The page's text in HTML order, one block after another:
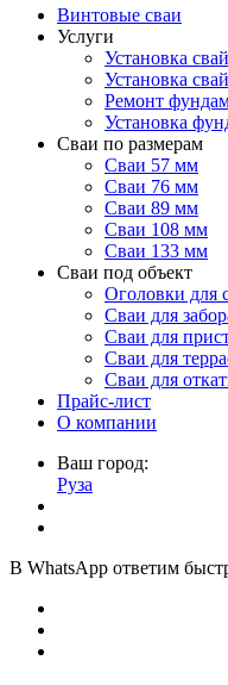
Винтовые сваи
Услуги
Установка
Установка свай
Ремонт
Установка
Сваи по размерам
Сваи 57 мм
Сваи 76 мм
Сваи 89 мм
Сваи 108 мм
Сваи 133 мм
Сваи под объект
Оголовки для
Сваи для
Сваи для
Сваи для
Сваи для
Прайс-лист
О компании
Ваш город:
Руза
В WhatsApp ответим